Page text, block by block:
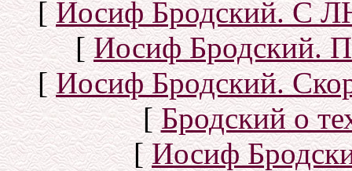
[Иосиф Бродский. С
[Иосиф Бродский.
[Иосиф Бродский.
[Бродский о
[Иосиф